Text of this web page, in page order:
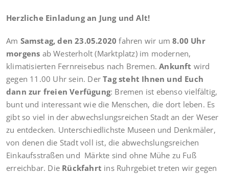
Herzliche Einladung an Jung und Alt!
Am Samstag, den 23.05.2020fahren wir um8.00 Uhr
morgens ab Westerholt (Marktplatz) im modernen,
klimatisierten Fernreisebus nach Bremen.Ankunft wird
gegen 11.00 Uhr sein. DerTag steht Ihnen und Euch
dann zur freien Verfügung: Bremen ist ebenso vielfältig,
bunt und interessant wie die Menschen, die dort leben. Es
gibt so viel in der abwechslungsreichen Stadt an der Weser
zu entdecken. Unterschiedlichste Museen und Denkmäler,
von denen die Stadt voll ist, die abwechslungsreichen
Einkaufsstraßen und Märkte sind ohne Mühe zu Fuß
erreichbar. Die Rückfahrt ins Ruhrgebiet treten wir gegen